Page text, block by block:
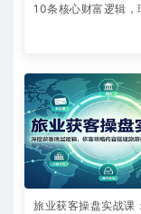
10条核心财富逻辑，
旅业获客操盘实战课